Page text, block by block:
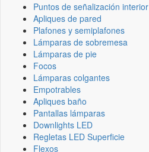
Puntos de señalización interior
Apliques de pared
Plafones y semiplafones
Lámparas de sobremesa
Lámparas de pie
Focos
Lámparas colgantes
Empotrables
Apliques baño
Pantallas lámparas
Downlights LED
Regletas LED Superficie
Flexos